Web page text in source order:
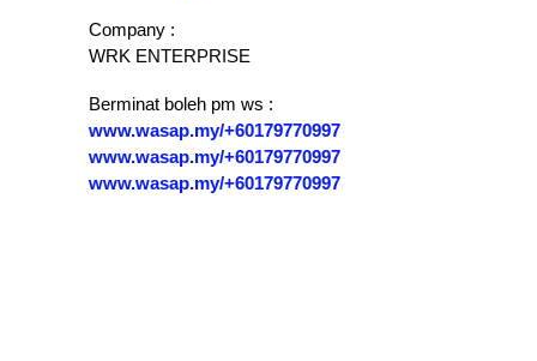
Company :
WRK ENTERPRISE
Berminat boleh pm ws :
www.wasap.my/+60179770997
www.wasap.my/+60179770997
www.wasap.my/+60179770997